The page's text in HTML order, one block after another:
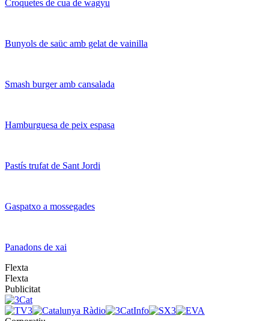
Croquetes de cua de wagyu
Bunyols de saüc amb gelat de vainilla
Smash burger amb cansalada
Hamburguesa de peix espasa
Pastís trufat de Sant Jordi
Gaspatxo a mossegades
Panadons de xai
Flexta
Flexta
Publicitat